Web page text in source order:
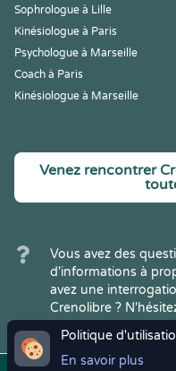
Politique
En savoir plus
Sophrologue à Lille
Kinésiologue à Paris
Psychologue à Marseille
Coach à Paris
Kinésiologue à Marseille
Venez rencontrer
Vous avez des
d'informations à
avez une
Crenolibre ?